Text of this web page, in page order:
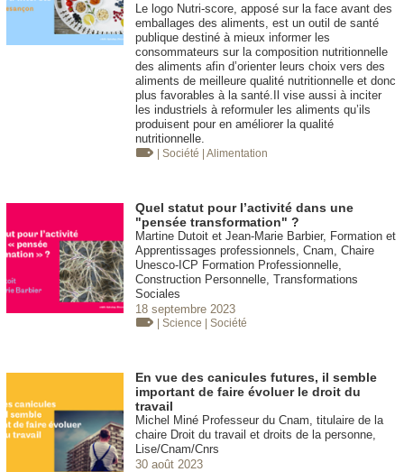
Le logo Nutri-score, apposé sur la face avant des
emballages des aliments, est un outil de santé
publique destiné à mieux informer les
consommateurs sur la composition nutritionnelle
des aliments afin d’orienter leurs choix vers des
aliments de meilleure qualité nutritionnelle et donc
plus favorables à la santé.Il vise aussi à inciter
les industriels à reformuler les aliments qu’ils
produisent pour en améliorer la qualité
nutritionnelle.
| Société | Alimentation
Quel statut pour l’activité dans une
"pensée transformation" ?
Martine Dutoit et Jean-Marie Barbier, Formation et
Apprentissages professionnels, Cnam, Chaire
Unesco-ICP Formation Professionnelle,
Construction Personnelle, Transformations
Sociales
18 septembre 2023
| Science | Société
En vue des canicules futures, il semble
important de faire évoluer le droit du
travail
Michel Miné Professeur du Cnam, titulaire de la
chaire Droit du travail et droits de la personne,
Lise/Cnam/Cnrs
30 août 2023